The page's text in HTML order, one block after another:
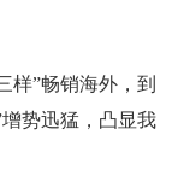
样”畅销海外，到
势迅猛，凸显我